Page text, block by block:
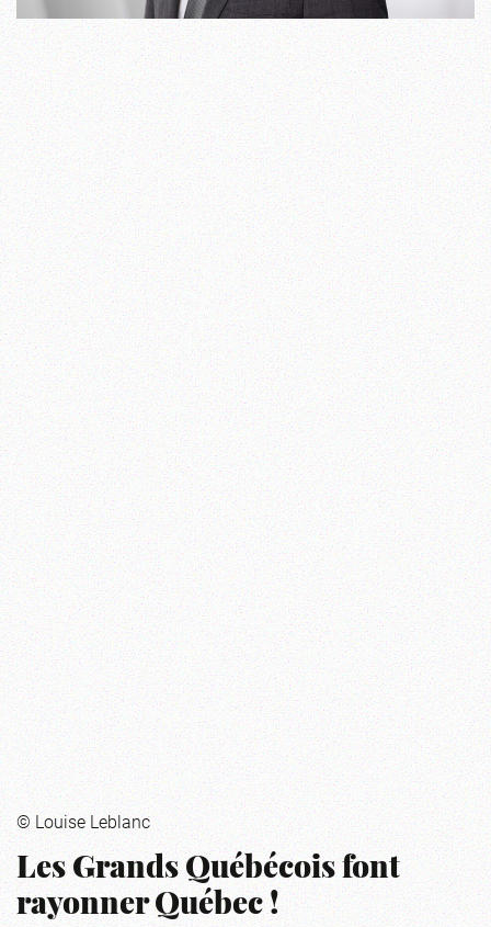
© Louise Leblanc
Les Grands Québécois font
rayonner Québec !